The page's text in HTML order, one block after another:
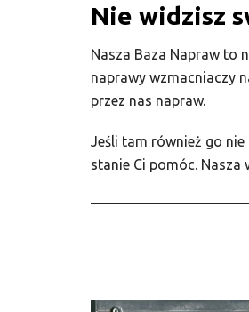
Nie widzisz
Nasza Baza Napraw to
naprawy wzmacniaczy
przez nas napraw.
Jeśli tam również go nie
stanie Ci pomóc. Nasza